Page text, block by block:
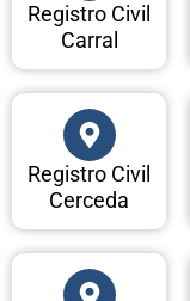
Registro Civil
Carral
Registro Civil
Cerceda